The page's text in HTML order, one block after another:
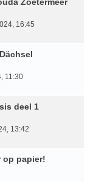
16:45
11:30
deel 1
13:42
op papier!